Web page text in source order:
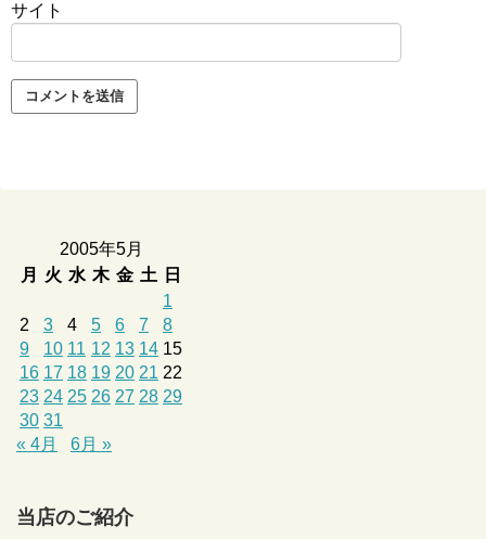
サイト
2005年5月
月
火 水 木 金 土
日
1
2
3 4 5 6 7
8
9
10 11 12 13 14 15
16 17 18 19 20 21 22
23 24 25 26 27 28 29
30 31
« 4月
6月 »
当店のご紹介